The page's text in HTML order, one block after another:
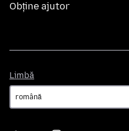
Obține ajutor
Limbă